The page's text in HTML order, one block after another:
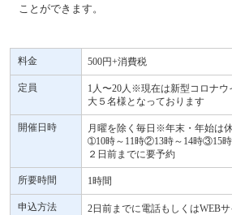
ことができます。
料金 500円+消費税
定員
1人〜20人※現在は新型コロナ
大５名様となっております
開催日時
月曜を除く毎日※年末・年始は
➀10時～11時②13時～14時③15
２日前までに要予約
所要時間 1時間
申込方法
2日前までに電話もしくはWEB